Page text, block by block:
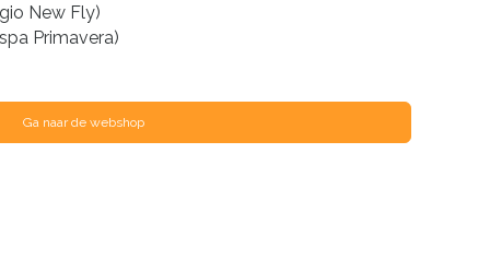
New Fly)
Primavera)
Ga naar de webshop